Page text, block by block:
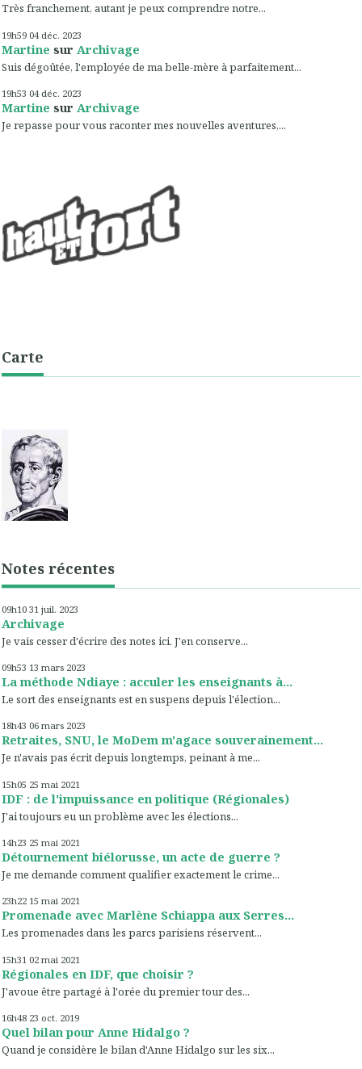
Très franchement, autant je peux comprendre notre...
19h59 04 déc. 2023
Martine sur Archivage
Suis dégoûtée, l'employée de ma belle-mère à parfaitement...
19h53 04 déc. 2023
Martine sur Archivage
Je repasse pour vous raconter mes nouvelles aventures,...
Carte
Notes récentes
09h10 31 juil. 2023
Archivage
Je vais cesser d'écrire des notes ici. J'en conserve...
09h53 13 mars 2023
La méthode Ndiaye : acculer les enseignants à...
Le sort des enseignants est en suspens depuis l'élection...
18h43 06 mars 2023
Retraites, SNU, le MoDem m'agace souverainement...
Je n'avais pas écrit depuis longtemps, peinant à me...
15h05 25 mai 2021
IDF : de l'impuissance en politique (Régionales)
J'ai toujours eu un problème avec les élections...
14h23 25 mai 2021
Détournement biélorusse, un acte de guerre ?
Je me demande comment qualifier exactement le crime...
23h22 15 mai 2021
Promenade avec Marlène Schiappa aux Serres...
Les promenades dans les parcs parisiens réservent...
15h31 02 mai 2021
Régionales en IDF, que choisir ?
J'avoue être partagé à l'orée du premier tour des...
16h48 23 oct. 2019
Quel bilan pour Anne Hidalgo ?
Quand je considère le bilan d'Anne Hidalgo sur les six...